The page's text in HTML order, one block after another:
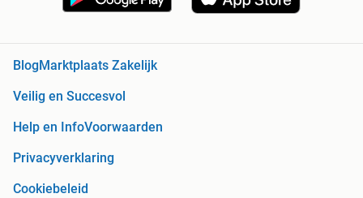
BlogMarktplaats Zakelijk
Veilig en Succesvol
Help en InfoVoorwaarden
Privacyverklaring
Cookiebeleid